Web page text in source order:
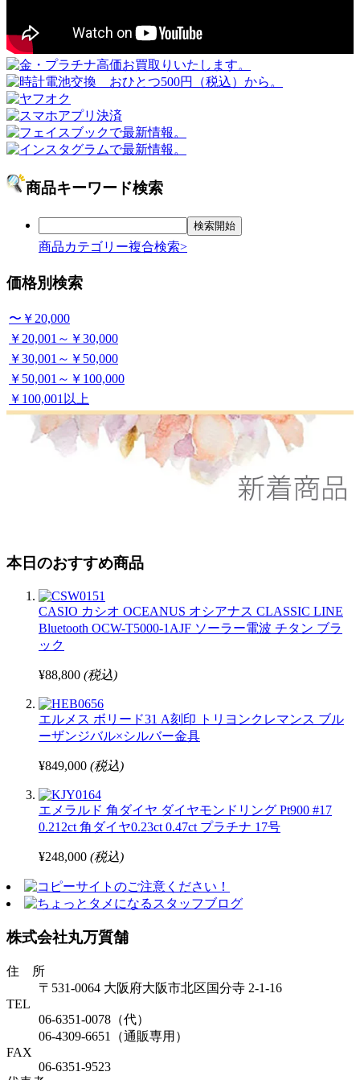
商品キーワード検索
商品カテゴリー複合検索>
価格別検索
〜￥20,000
￥20,001～￥30,000
￥30,001～￥50,000
￥50,001～￥100,000
￥100,001以上
本日のおすすめ商品
CASIO カシオ OCEANUS オシアナス CLASSIC LINE
Bluetooth OCW-T5000-1AJF ソーラー電波 チタン ブラ
ック
¥88,800 (税込)
エルメス ボリード31 A刻印 トリヨンクレマンス ブル
ーザンジバル×シルバー金具
¥849,000 (税込)
エメラルド 角ダイヤ ダイヤモンドリング Pt900 #17
0.212ct 角ダイヤ0.23ct 0.47ct プラチナ 17号
¥248,000 (税込)
株式会社丸万質舗
住 所
〒531-0064 大阪府大阪市北区国分寺 2-1-16
TEL
06-6351-0078（代）
06-4309-6651（通販専用）
FAX
06-6351-9523